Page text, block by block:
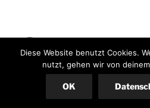
Stolz präsentiert von WordPress
Diese Website benutzt Cookies.
nutzt, gehen wir von
OK